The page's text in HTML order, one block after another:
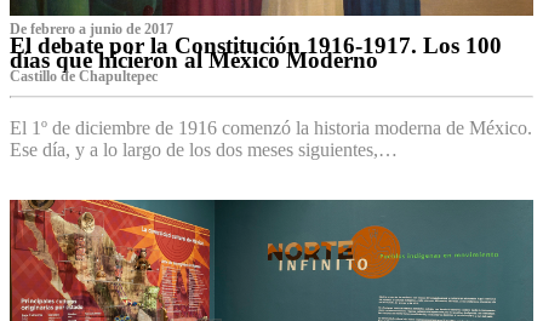
De febrero a junio de 2017
El debate por la Constitución 1916-1917. Los 100
días que hicieron al México Moderno
Castillo de Chapultepec
El 1º de diciembre de 1916 comenzó la historia moderna de México.
Ese día, y a lo largo de los dos meses siguientes,…